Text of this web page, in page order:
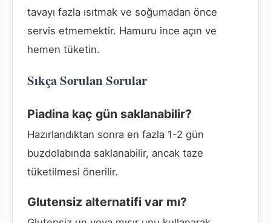
tavayı fazla ısıtmak ve soğumadan önce
servis etmemektir. Hamuru ince açın ve
hemen tüketin.
Sıkça Sorulan Sorular
Piadina kaç gün saklanabilir?
Hazırlandıktan sonra en fazla 1-2 gün
buzdolabında saklanabilir, ancak taze
tüketilmesi önerilir.
Glutensiz alternatifi var mı?